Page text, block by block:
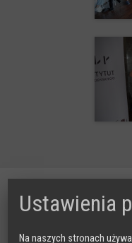
RADA
Ustawienia
Na naszych stronach